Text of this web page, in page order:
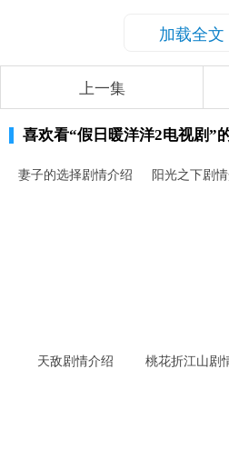
加载全文
上一集
喜欢看“假日暖洋洋2电视剧”
妻子的选择剧情介绍 阳光之下剧
天敌剧情介绍 桃花折江山剧